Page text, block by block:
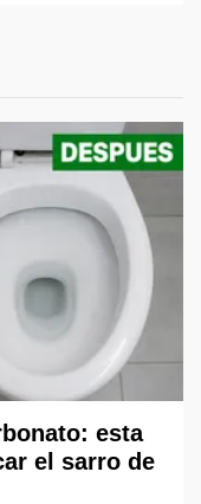
esta
el sarro de